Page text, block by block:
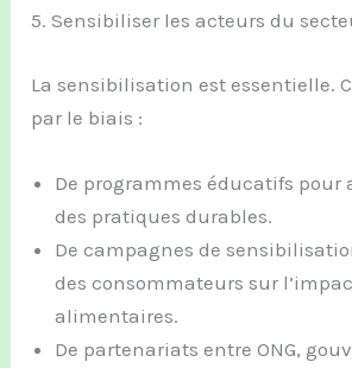
5. Sensibiliser les acteurs du
La sensibilisation est essentielle.
par le biais :
De programmes éducatifs
des pratiques durables.
De campagnes de
des consommateurs sur
alimentaires.
De partenariats entre ONG,